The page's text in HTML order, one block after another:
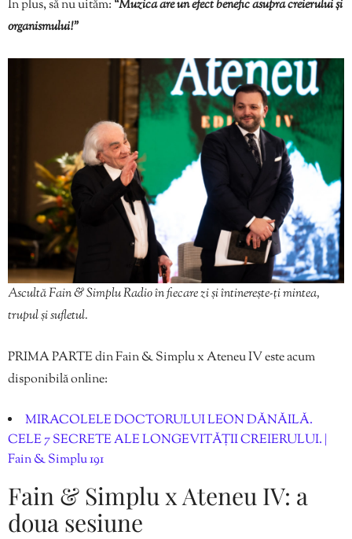
În plus, să nu uităm: “Muzica are un efect benefic asupra creierului și
organismului!”
Ascultă Fain & Simplu Radio în fiecare zi și întinerește-ți mintea,
trupul și sufletul.
PRIMA PARTE din Fain & Simplu x Ateneu IV este acum
disponibilă online:
MIRACOLELE DOCTORULUI LEON DĂNĂILĂ.
CELE 7 SECRETE ALE LONGEVITĂȚII CREIERULUI. |
Fain & Simplu 191
Fain & Simplu x Ateneu IV: a
doua sesiune